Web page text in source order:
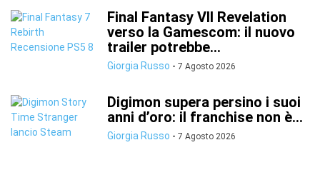
Final Fantasy VII Revelation
verso la Gamescom: il nuovo
trailer potrebbe...
Giorgia Russo - 7 Agosto 2026
Digimon supera persino i suoi
anni d’oro: il franchise non è...
Giorgia Russo - 7 Agosto 2026